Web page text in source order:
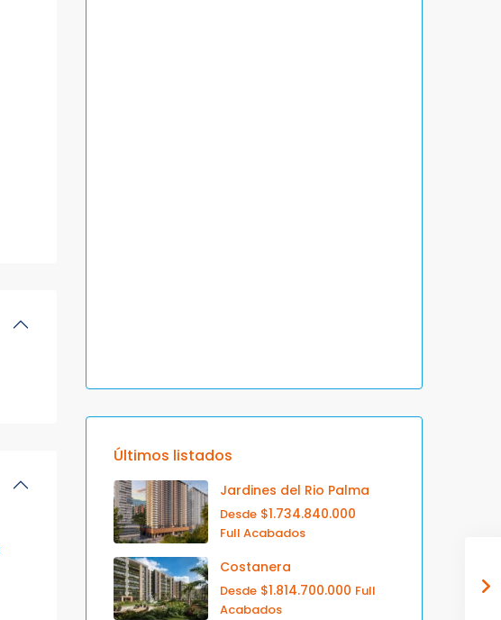
Últimos listados
Jardines del Rio Palma
Desde $1.734.840.000
Full Acabados
Costanera
Desde $1.814.700.000 Full
Acabados